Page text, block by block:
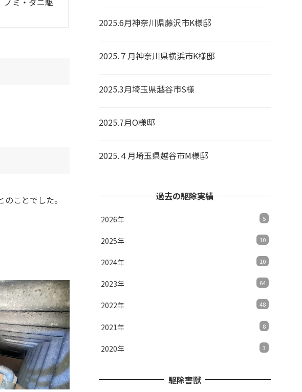
ことでした。
2025.6月神奈川県藤沢市K様邸
2025.７月神奈川県横浜市K様邸
2025.3月埼玉県越谷市S様
2025.7月O様邸
2025.４月埼玉県越谷市M様邸
過去の駆除実績
2026年 5
2025年 10
2024年 10
2023年 64
2022年 48
2021年 8
2020年 3
駆除害獣